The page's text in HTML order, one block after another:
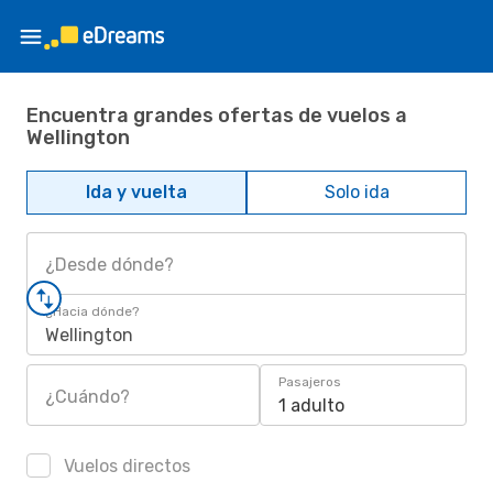
Encuentra grandes ofertas de vuelos a
Wellington
Ida y vuelta Solo ida
¿Desde dónde?
¿Hacia dónde?
Wellington
¿Cuándo?
Pasajeros
1 adulto
Vuelos directos